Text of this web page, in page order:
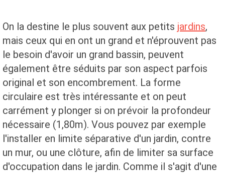
On la destine le plus souvent aux petits jardins,
mais ceux qui en ont un grand et n'éprouvent pas
le besoin d'avoir un grand bassin, peuvent
également être séduits par son aspect parfois
original et son encombrement. La forme
circulaire est très intéressante et on peut
carrément y plonger si on prévoir la profondeur
nécessaire (1,80m). Vous pouvez par exemple
l'installer en limite séparative d'un jardin, contre
un mur, ou une clôture, afin de limiter sa surface
d'occupation dans le jardin. Comme il s'agit d'une